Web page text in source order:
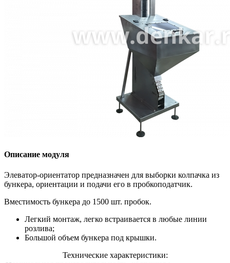
Описание модуля
Элеватор-ориентатор предназначен для выборки колпачка из
бункера, ориентации и подачи его в пробкоподатчик.
Вместимость бункера до 1500 шт. пробок.
Легкий монтаж, легко встраивается в любые линии
розлива;
Большой объем бункера под крышки.
Технические характеристики: